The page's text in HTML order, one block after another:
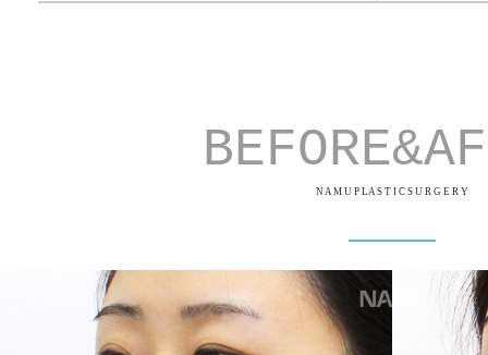
N A M U P LA S T I C S U R G E R Y